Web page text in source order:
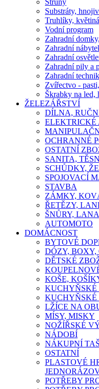
Struny
Substráty,
Truhlíky,
Vodní program
Zahradní
Zahradní
Zahradní
Zahradní pily a
Zahradní
Zvířectvo -
Škrabky na led,
ŽELEZÁŘSTVÍ
DÍLNA,
ELEKTRICKÉ
OCHRANNÉ
OSTATNÍ
SANITA,
SCHŮDKY,
SPOJOVACÍ
STAVBA
ZÁMKY,
ŘETĚZY,
ŠNŮRY,
AUTOMOTO
DOMÁCNOST
BYTOVÉ
DÓZY,
DĚTSKÉ
KOŠE,
KUCHYŇSKÉ
LŽÍCE NA
MÍSY, MISKY
NOŽÍŘSKÉ
NÁDOBÍ
NÁKUPNÍ
OSTATNÍ
PLASTOVÉ
POTŘEBY